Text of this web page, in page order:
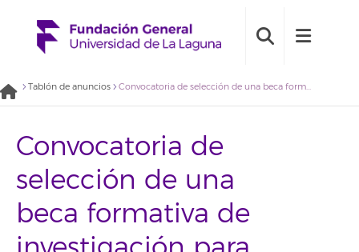
Tablón de anuncios Convocatoria de selección de una beca formativa de investigación para participar en el proyecto “Diseño y control de calidad de Fórmulas Magistrales de uso frecuente en pediatría” (2020BDB002)
Convocatoria de
selección de una
beca formativa de